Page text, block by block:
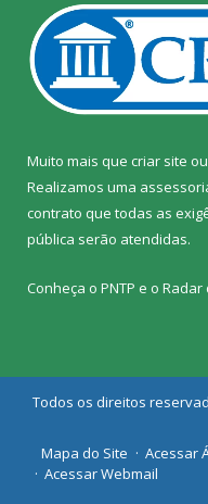
Muito mais que criar site ou
Realizamos uma
contrato que todas as
pública serão atendidas.
Conheça o PNTP e o Radar
Todos os direitos
Mapa do Site
Acessar
Acessar Webmail